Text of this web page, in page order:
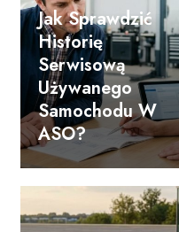
Jak Sprawdzić
Historię
Serwisową
Używanego
Samochodu W
ASO?